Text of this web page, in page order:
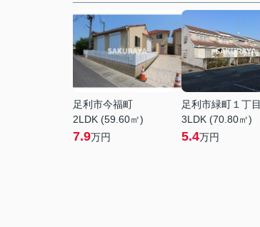
足利市今福町
2LDK (59.60㎡)
7.9万円
足利市緑町１丁目
3LDK (70.80㎡)
5.4万円